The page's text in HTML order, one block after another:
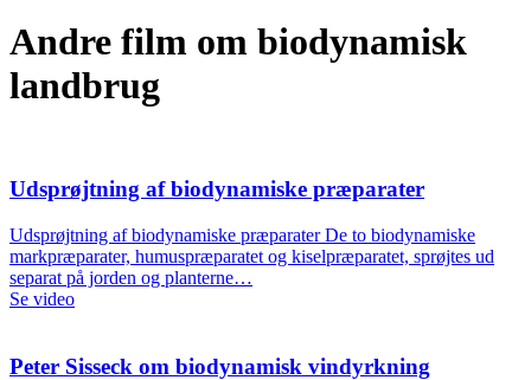
Andre film om biodynamisk
landbrug
Udsprøjtning af biodynamiske præparater
Udsprøjtning af biodynamiske præparater De to biodynamiske
markpræparater, humuspræparatet og kiselpræparatet, sprøjtes ud
separat på jorden og planterne…
Se video
Peter Sisseck om biodynamisk vindyrkning